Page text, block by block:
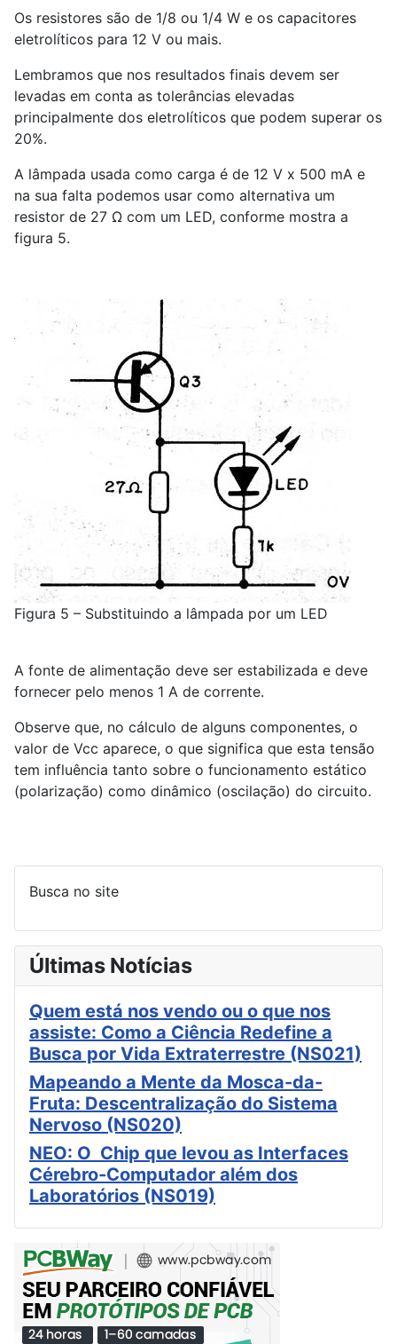
Os resistores são de 1/8 ou 1/4 W e os capacitores
eletrolíticos para 12 V ou mais.
Lembramos que nos resultados finais devem ser
levadas em conta as tolerâncias elevadas
principalmente dos eletrolíticos que podem superar os
20%.
A lâmpada usada como carga é de 12 V x 500 mA e
na sua falta podemos usar como alternativa um
resistor de 27 Ω com um LED, conforme mostra a
figura 5.
Figura 5 – Substituindo a lâmpada por um LED
A fonte de alimentação deve ser estabilizada e deve
fornecer pelo menos 1 A de corrente.
Observe que, no cálculo de alguns componentes, o
valor de Vcc aparece, o que significa que esta tensão
tem influência tanto sobre o funcionamento estático
(polarização) como dinâmico (oscilação) do circuito.
Busca no site
Últimas Notícias
Quem está nos vendo ou o que nos
assiste: Como a Ciência Redefine a
Busca por Vida Extraterrestre (NS021)
Mapeando a Mente da Mosca-da-
Fruta: Descentralização do Sistema
Nervoso (NS020)
NEO: O Chip que levou as Interfaces
Cérebro-Computador além dos
Laboratórios (NS019)